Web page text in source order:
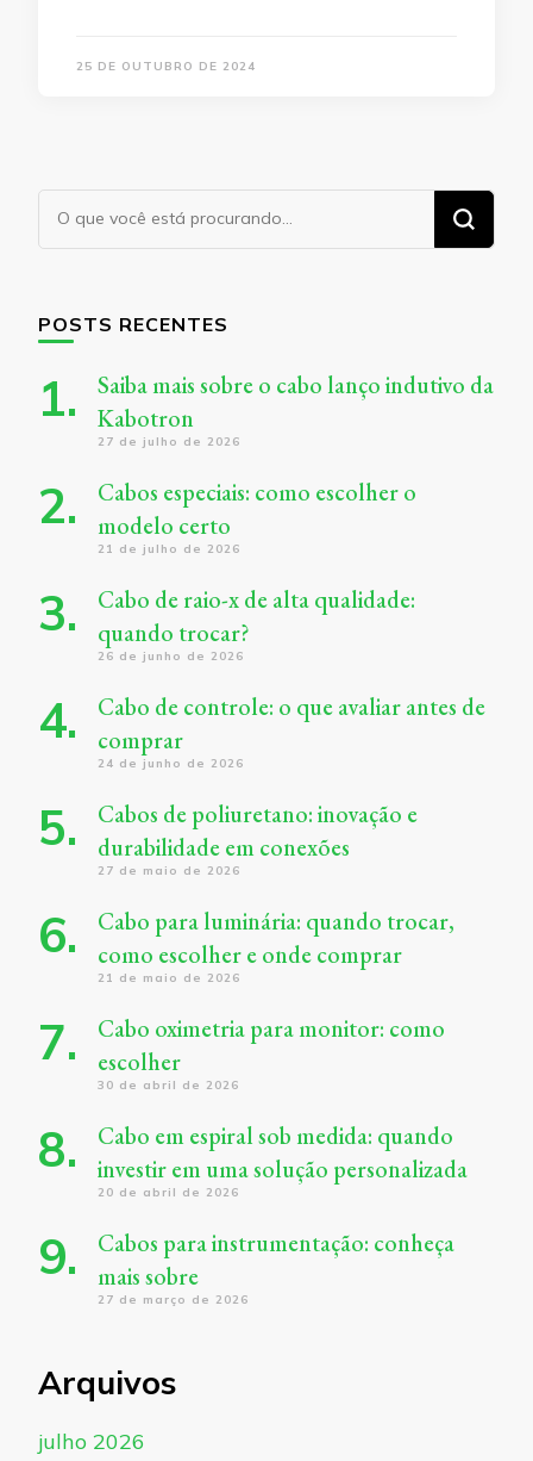
25 DE OUTUBRO DE 2024
Procurando
algo?
POSTS RECENTES
Saiba mais sobre o cabo lanço indutivo da
Kabotron
27 de julho de 2026
Cabos especiais: como escolher o
modelo certo
21 de julho de 2026
Cabo de raio-x de alta qualidade:
quando trocar?
26 de junho de 2026
Cabo de controle: o que avaliar antes de
comprar
24 de junho de 2026
Cabos de poliuretano: inovação e
durabilidade em conexões
27 de maio de 2026
Cabo para luminária: quando trocar,
como escolher e onde comprar
21 de maio de 2026
Cabo oximetria para monitor: como
escolher
30 de abril de 2026
Cabo em espiral sob medida: quando
investir em uma solução personalizada
20 de abril de 2026
Cabos para instrumentação: conheça
mais sobre
27 de março de 2026
Arquivos
julho 2026